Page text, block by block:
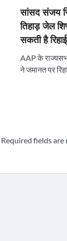
सांसद संजय
तिहाड़ जेल
सकती है रिहाई
AAP के
ने जमानत पर
Required fields are